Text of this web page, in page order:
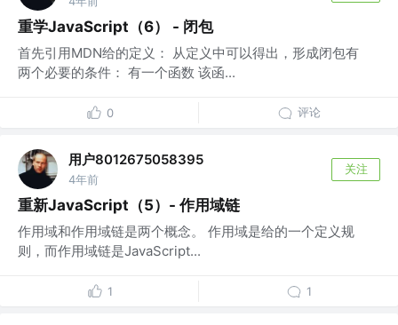
重学JavaScript（6） - 闭包
首先引用MDN给的定义： 从定义中可以得出，形成闭包有
两个必要的条件： 有一个函数 该函...
0 评论
用户8012675058395
4年前
关注
重新JavaScript（5）- 作用域链
作用域和作用域链是两个概念。 作用域是给的一个定义规
则，而作用域链是JavaScript...
1 1